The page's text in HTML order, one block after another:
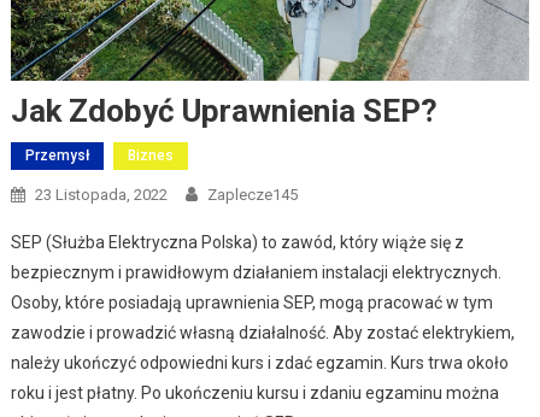
Jak Zdobyć Uprawnienia SEP?
Przemysł Biznes
23 Listopada, 2022 Zaplecze145
SEP (Służba Elektryczna Polska) to zawód, który wiąże się z
bezpiecznym i prawidłowym działaniem instalacji elektrycznych.
Osoby, które posiadają uprawnienia SEP, mogą pracować w tym
zawodzie i prowadzić własną działalność. Aby zostać elektrykiem,
należy ukończyć odpowiedni kurs i zdać egzamin. Kurs trwa około
roku i jest płatny. Po ukończeniu kursu i zdaniu egzaminu można